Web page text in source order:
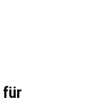
für